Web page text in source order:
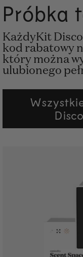
Próbka
KażdyKit
kod rabatowy
który można
ulubionego